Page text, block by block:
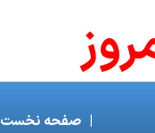
|صفحه نخست